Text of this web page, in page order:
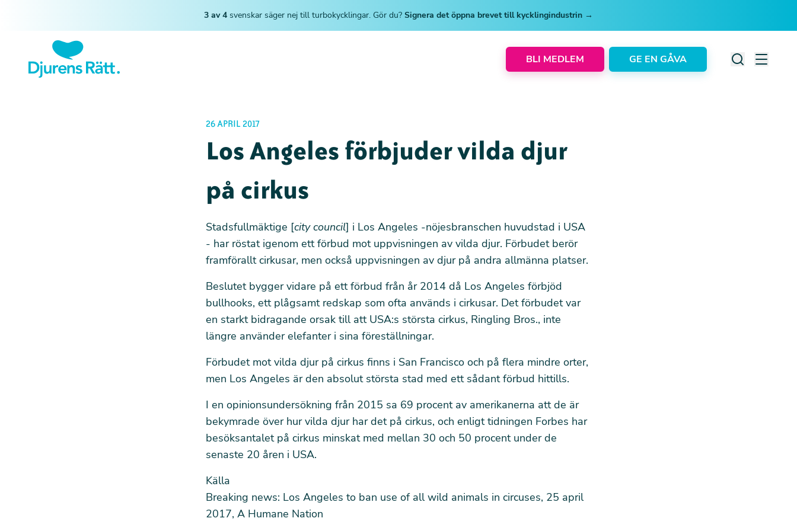
3 av 4 svenskar säger nej till turbokycklingar. Gör du? Signera det öppna brevet till kycklingindustrin →
BLI MEDLEM GE EN GÅVA
26 APRIL 2017
Los Angeles förbjuder vilda djur
på cirkus
Stadsfullmäktige [city council] i Los Angeles -nöjesbranschen huvudstad i USA
- har röstat igenom ett förbud mot uppvisningen av vilda djur. Förbudet berör
framförallt cirkusar, men också uppvisningen av djur på andra allmänna platser.
Beslutet bygger vidare på ett förbud från år 2014 då Los Angeles förbjöd
bullhooks, ett plågsamt redskap som ofta används i cirkusar. Det förbudet var
en starkt bidragande orsak till att USA:s största cirkus, Ringling Bros., inte
längre använder elefanter i sina föreställningar.
Förbudet mot vilda djur på cirkus finns i San Francisco och på flera mindre orter,
men Los Angeles är den absolut största stad med ett sådant förbud hittills.
I en opinionsundersökning från 2015 sa 69 procent av amerikanerna att de är
bekymrade över hur vilda djur har det på cirkus, och enligt tidningen Forbes har
besöksantalet på cirkus minskat med mellan 30 och 50 procent under de
senaste 20 åren i USA.
Källa
Breaking news: Los Angeles to ban use of all wild animals in circuses, 25 april
2017, A Humane Nation